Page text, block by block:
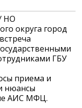
НО
округа город
ГБУ
приема и
нюансы
АИС МФЦ.